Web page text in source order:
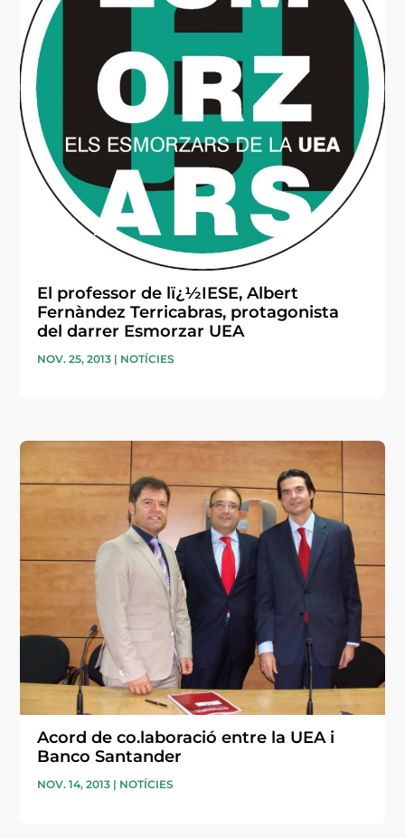
El professor de lï¿½IESE, Albert
Fernàndez Terricabras, protagonista
del darrer Esmorzar UEA
NOV. 25, 2013 | NOTÍCIES
Acord de co.laboració entre la UEA i
Banco Santander
NOV. 14, 2013 | NOTÍCIES